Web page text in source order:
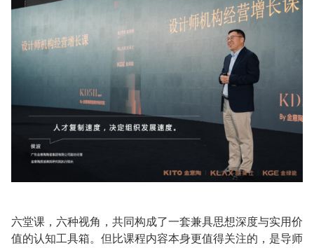
六堂课，六种视角，共同构成了一套兼具思想深度与实用价
值的认知工具箱。但比课程内容本身更值得关注的，是导师